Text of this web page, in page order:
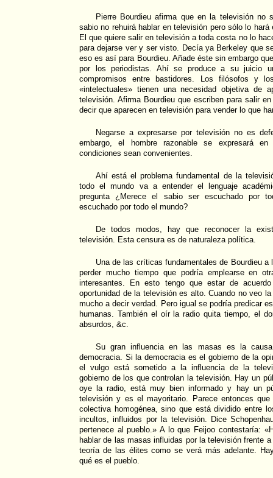
Pierre Bourdieu afirma que en la televisión no
sabio no rehuirá hablar en televisión pero sólo lo
El que quiere salir en televisión a toda costa no lo
para dejarse ver y ser visto. Decía ya Berkeley que
eso es así para Bourdieu. Añade éste sin embargo
por los periodistas. Ahí se produce a su juicio
compromisos entre bastidores. Los filósofos y
«intelectuales» tienen una necesidad objetiva de
televisión. Afirma Bourdieu que escriben para salir
decir que aparecen en televisión para vender lo que
Negarse a expresarse por televisión no es
embargo, el hombre razonable se expresará
condiciones sean convenientes.
Ahí está el problema fundamental de la
todo el mundo va a entender el lenguaje
pregunta ¿Merece el sabio ser escuchado por
escuchado por todo el mundo?
De todos modos, hay que reconocer la
televisión. Esta censura es de naturaleza política.
Una de las críticas fundamentales de Bourdieu
perder mucho tiempo que podría emplearse en
interesantes. En esto tengo que estar de
oportunidad de la televisión es alto. Cuando no veo
mucho a decir verdad. Pero igual se podría predicar
humanas. También el oír la radio quita tiempo, el
absurdos, &c.
Su gran influencia en las masas es la
democracia. Si la democracia es el gobierno de la
el vulgo está sometido a la influencia de la
gobierno de los que controlan la televisión. Hay un
oye la radio, está muy bien informado y hay un
televisión y es el mayoritario. Parece entonces
colectiva homogénea, sino que está dividido entre
incultos, influidos por la televisión. Dice
pertenece al pueblo.» A lo que Feijoo contestaría:
hablar de las masas influidas por la televisión frente
teoría de las élites como se verá más adelante.
qué es el pueblo.